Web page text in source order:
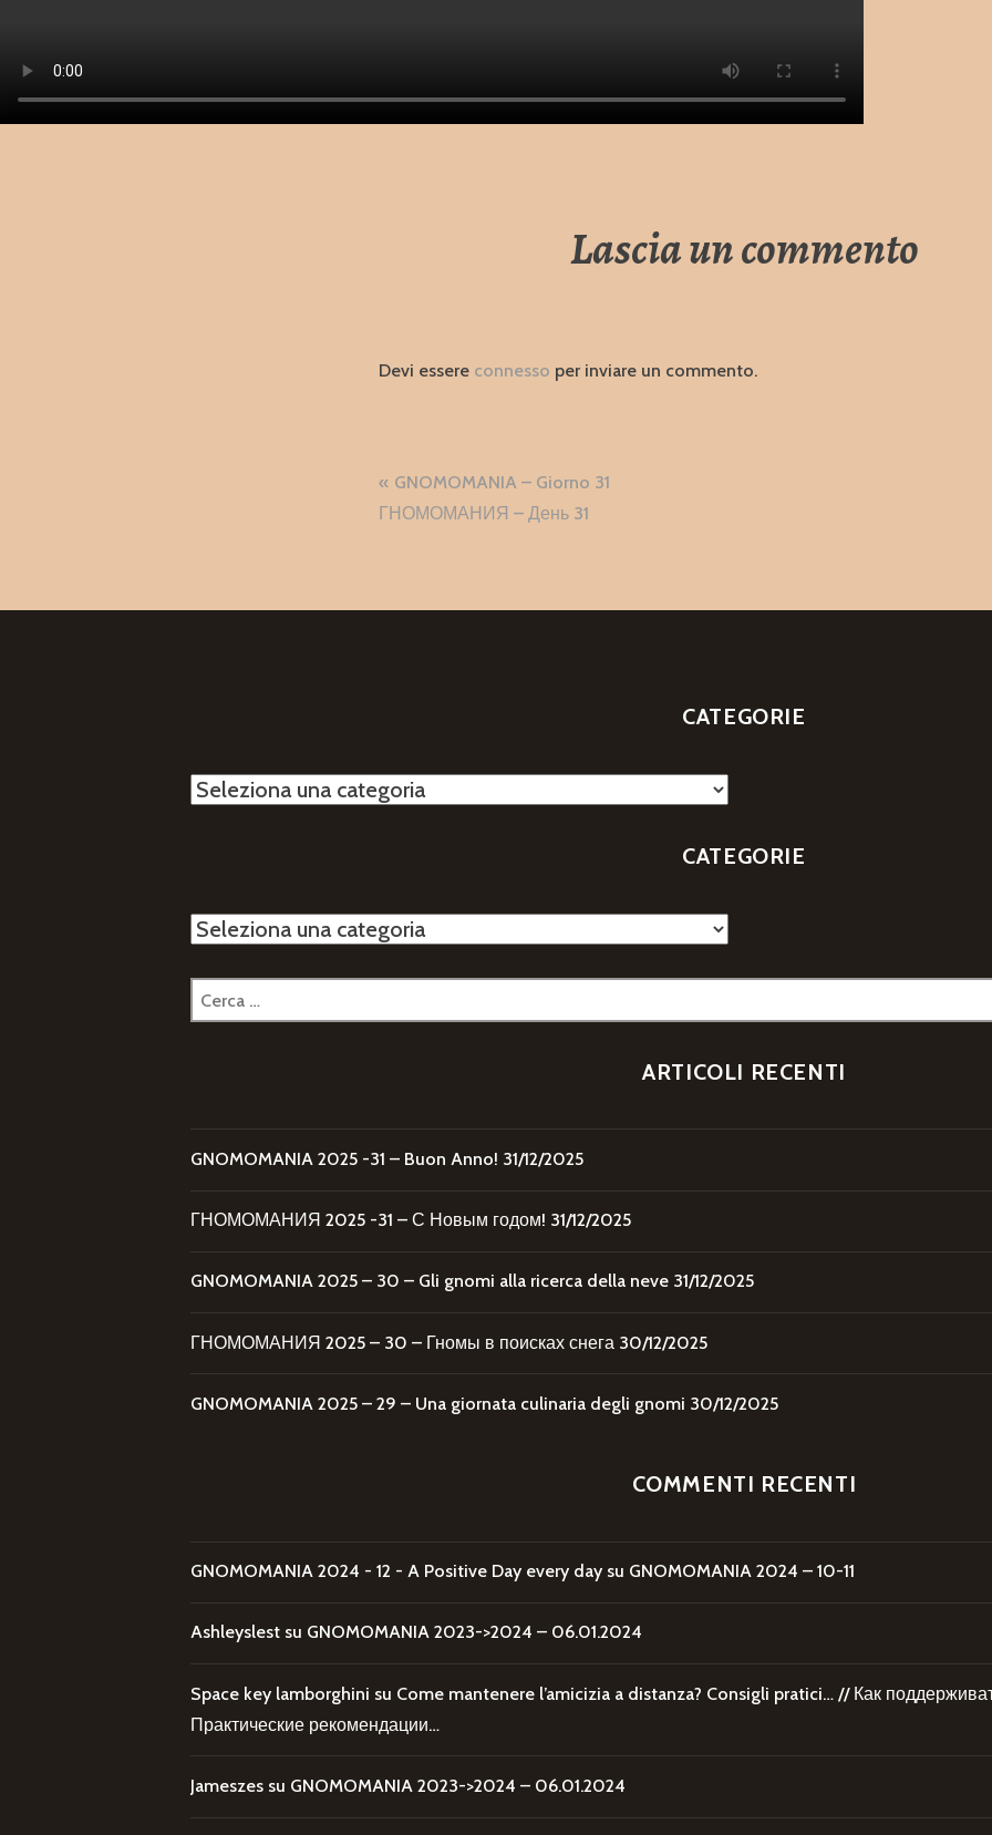
Lascia un commento
Devi essere connesso per inviare un commento.
Navigazione
articoli
GNOMOMANIA – Giorno 31
ГНОМОМАНИЯ – День 31
CATEGORIE
Categorie
CATEGORIE
Categorie
Ricerca
per:
ARTICOLI RECENTI
GNOMOMANIA 2025 -31 – Buon Anno! 31/12/2025
ГНОМОМАНИЯ 2025 -31 – С Новым годом! 31/12/2025
GNOMOMANIA 2025 – 30 – Gli gnomi alla ricerca della neve 31/12/2025
ГНОМОМАНИЯ 2025 – 30 – Гномы в поисках снега 30/12/2025
GNOMOMANIA 2025 – 29 – Una giornata culinaria degli gnomi 30/12/2025
COMMENTI RECENTI
GNOMOMANIA 2024 - 12 - A Positive Day every day su GNOMOMANIA 2024 – 10-11
Ashleyslest su GNOMOMANIA 2023->2024 – 06.01.2024
Space key lamborghini su Come mantenere l’amicizia a distanza? Consigli pratici… // Как
Практические рекомендации…
Jameszes su GNOMOMANIA 2023->2024 – 06.01.2024